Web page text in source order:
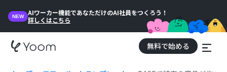
NEW
AIワーカー機能であなただけのAI社員をつくろう！
詳しくはこちら
無料で始める